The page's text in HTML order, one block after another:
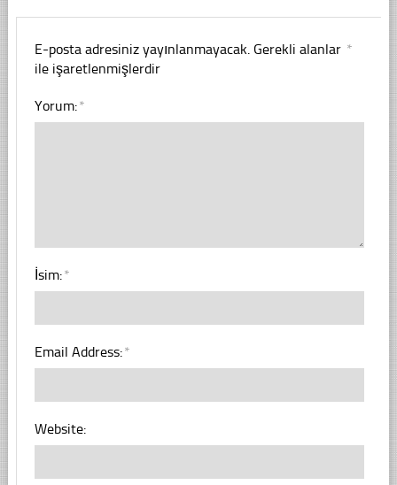
E-posta adresiniz yayınlanmayacak. Gerekli alanlar *
ile işaretlenmişlerdir
Yorum:*
İsim:*
Email Address:*
Website: